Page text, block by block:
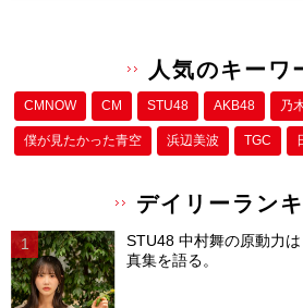
人気のキーワ
CMNOW CM STU48 AKB48 乃
僕が⾒たかった⻘空 浜辺美波 TGC
デイリーラン
STU48 中村舞の原動力
真集を語る。